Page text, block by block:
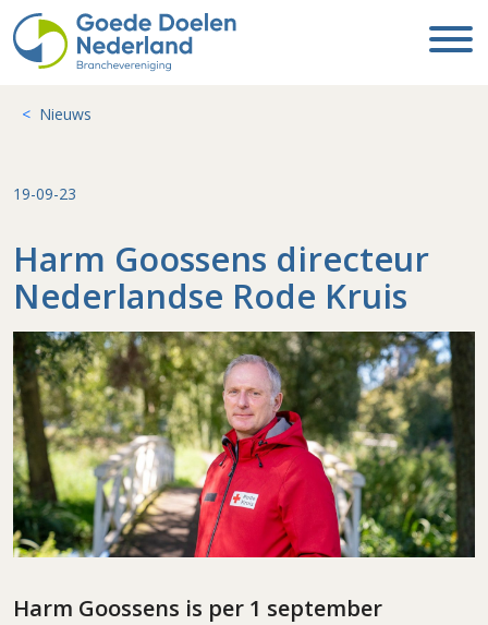
Nieuws
19-09-23
Harm Goossens directeur
Nederlandse Rode Kruis
Harm Goossens is per 1 september